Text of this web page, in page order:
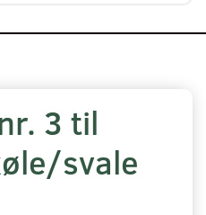
3 til
svale